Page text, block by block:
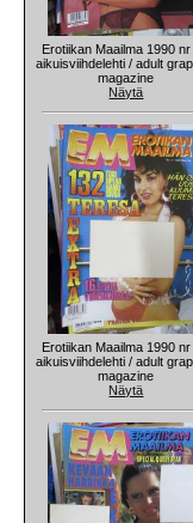
Erotiikan Maailma 1990
aikuisviihdelehti / adult
magazine
Näytä
Erotiikan Maailma 1990
aikuisviihdelehti / adult
magazine
Näytä